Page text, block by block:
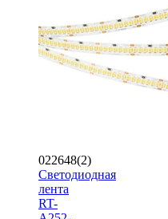
022648(2)
Светодиодная
лента
RT-